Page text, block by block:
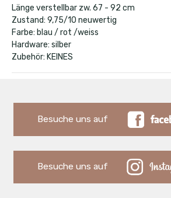
Länge verstellbar zw. 67 - 92 cm
Zustand: 9,75/10 neuwertig
Farbe: blau / rot /weiss
Hardware: silber
Zubehör: KEINES
Besuche uns auf
Besuche uns auf